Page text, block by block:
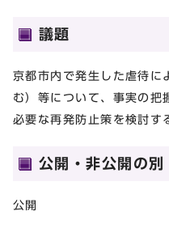
議題
京都市内で発生した虐待に
む）等について、事実の把
必要な再発防止策を検討す
公開・非公開の別
公開